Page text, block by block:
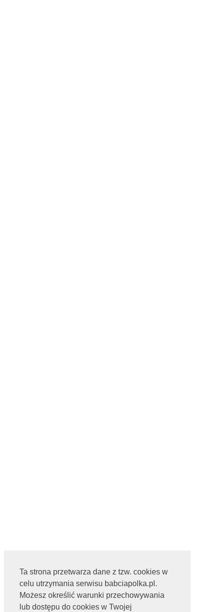
Ta strona przetwarza dane z tzw. cookies w
celu utrzymania serwisu babciapolka.pl.
Możesz określić warunki przechowywania
lub dostępu do cookies w Twojej